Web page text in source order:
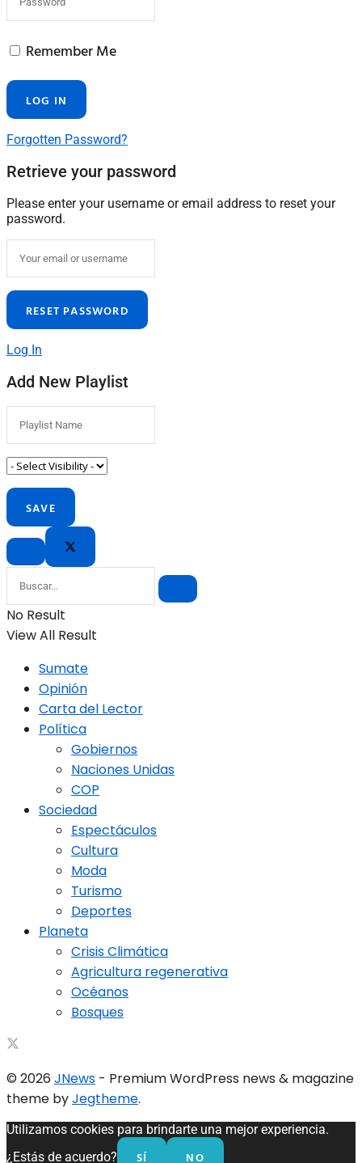
Remember Me
Forgotten Password?
Retrieve your password
Please enter your username or email address to reset your
password.
Log In
Add New Playlist
No Result
View All Result
Sumate
Opinión
Carta del Lector
Política
Gobiernos
Naciones Unidas
COP
Sociedad
Espectáculos
Cultura
Moda
Turismo
Deportes
Planeta
Crisis Climática
Agricultura regenerativa
Océanos
Bosques
© 2026 JNews - Premium WordPress news & magazine
theme byJegtheme.
Utilizamos cookies para brindarte una mejor experiencia.
¿Estás de acuerdo?
SÍ NO